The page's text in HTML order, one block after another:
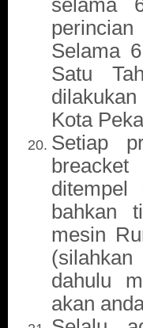
selama
Selama
Satu
Kota
Setiap
ditempel
bahkan
mesin
dahulu
akan